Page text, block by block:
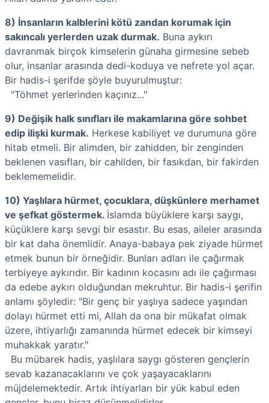
8) İnsanların kalblerini kötü zandan korumak için
sakıncalı yerlerden uzak durmak. Buna aykırı
davranmak birçok kimselerin günaha girmesine sebeb
olur, insanlar arasında dedi-koduya ve nefrete yol açar.
Bir hadis-i şerifde şöyle buyurulmuştur:
"Töhmet yerlerinden kaçınız..."
9) Değişik halk sınıfları ile makamlarına göre sohbet
edip ilişki kurmak. Herkese kabiliyet ve durumuna göre
hitab etmeli. Bir alimden, bir zahidden, bir zenginden
beklenen vasıfları, bir cahilden, bir fasıkdan, bir fakirden
beklememelidir.
10) Yaşlılara hürmet, çocuklara, düşkünlere merhamet
ve şefkat göstermek. İslamda büyüklere karşı saygı,
küçüklere karşı sevgi bir esastır. Bu esas, aileler arasında
bir kat daha önemlidir. Anaya-babaya pek ziyade hürmet
etmek bunun bir örneğidir. Bunları adları ile çağırmak
terbiyeye aykırıdır. Bir kadının kocasını adı ile çağırması
da edebe aykırı olduğundan mekruhtur. Bir hadis-i şerifin
anlamı şöyledir: "Bir genç bir yaşlıya sadece yaşından
dolayı hürmet etti mi, Allah da ona bir mükafat olmak
üzere, ihtiyarlığı zamanında hürmet edecek bir kimseyi
muhakkak yaratır."
Bu mübarek hadis, yaşlılara saygı gösteren gençlerin
sevab kazanacaklarını ve çok yaşayacaklarını
müjdelemektedir. Artık ihtiyarları bir yük kabul eden